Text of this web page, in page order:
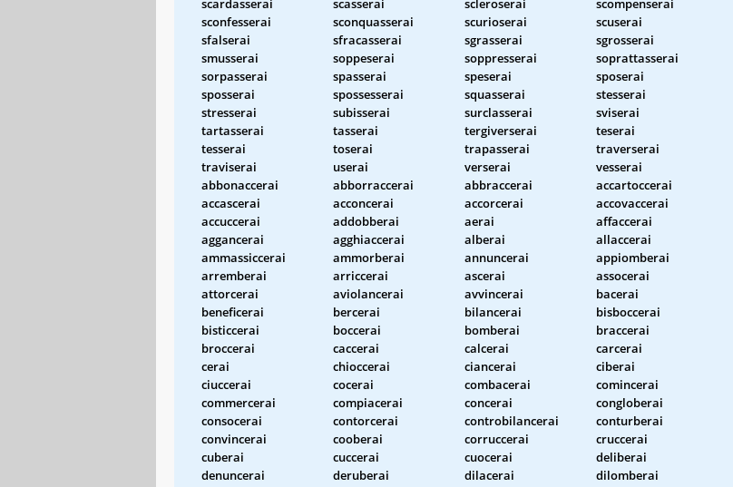
sconfesserai
sconquasserai scurioserai
scuserai
sfalserai
sfracasserai sgrasserai
sgrosserai
smusserai
soppeserai soppresserai
soprattasserai
sorpasserai
spasserai speserai
sposerai
sposserai
spossesserai squasserai
stesserai
stresserai
subisserai surclasserai
sviserai
tartasserai
tasserai tergiverserai
teserai
tesserai
toserai trapasserai
traverserai
traviserai
userai verserai
vesserai
abbonaccerai
abborraccerai abbraccerai
accartoccerai
accascerai
acconcerai accorcerai
accovaccerai
accuccerai
addobberai aerai
affaccerai
aggancerai
agghiaccerai alberai
allaccerai
ammassiccerai
ammorberai annuncerai
appiomberai
arremberai
arriccerai ascerai
assocerai
attorcerai
aviolancerai avvincerai
bacerai
beneficerai
bercerai bilancerai
bisboccerai
bisticcerai
boccerai bomberai
braccerai
broccerai
caccerai calcerai
carcerai
cerai
chioccerai ciancerai
ciberai
ciuccerai
cocerai combacerai
comincerai
commercerai
compiacerai concerai
congloberai
consocerai
contorcerai controbilancerai
conturberai
convincerai
cooberai corruccerai
cruccerai
cuberai
cuccerai cuocerai
deliberai
denuncerai
deruberai dilacerai
dilomberai